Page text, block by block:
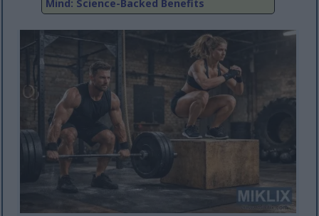
Mind: Science-Backed Benefits